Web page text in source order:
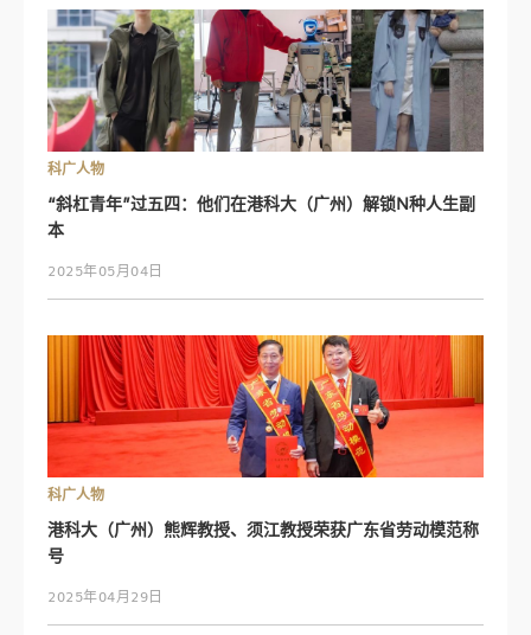
科广人物
“斜杠青年”过五四：他们在港科大（广州）解锁N种人生副
本
2025年05月04日
科广人物
港科大（广州）熊辉教授、须江教授荣获广东省劳动模范称
号
2025年04月29日